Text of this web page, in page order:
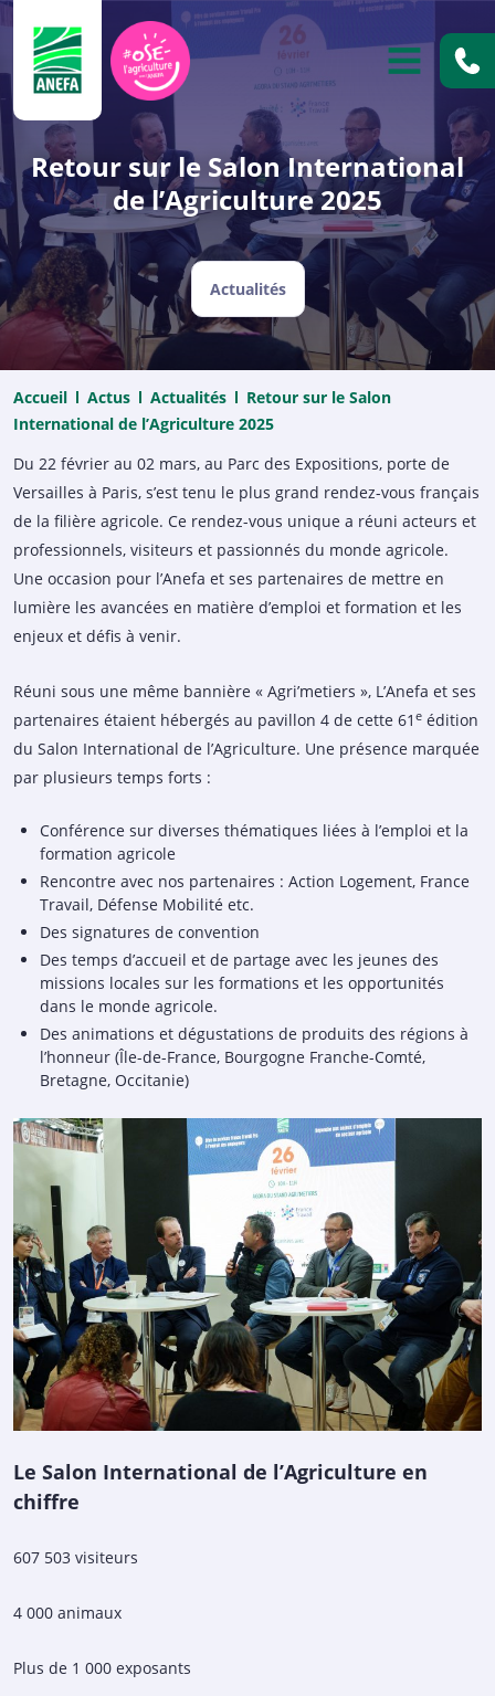
OUVRIR
Retour sur le Salon International
de l’Agriculture 2025
Actualités
Accueil Actus Actualités
Retour sur le Salon
International de l’Agriculture 2025
Du 22 février au 02 mars, au Parc des Expositions, porte de
Versailles à Paris, s’est tenu le plus grand rendez-vous français
de la filière agricole. Ce rendez-vous unique a réuni acteurs et
professionnels, visiteurs et passionnés du monde agricole.
Une occasion pour l’Anefa et ses partenaires de mettre en
lumière les avancées en matière d’emploi et formation et les
enjeux et défis à venir.
Réuni sous une même bannière « Agri’metiers », L’Anefa et ses
partenaires étaient hébergés au pavillon 4 de cette 61 e édition
du Salon International de l’Agriculture. Une présence marquée
par plusieurs temps forts :
Conférence sur diverses thématiques liées à l’emploi et la
formation agricole
Rencontre avec nos partenaires : Action Logement, France
Travail, Défense Mobilité etc.
Des signatures de convention
Des temps d’accueil et de partage avec les jeunes des
missions locales sur les formations et les opportunités
dans le monde agricole.
Des animations et dégustations de produits des régions à
l’honneur (Île-de-France, Bourgogne Franche-Comté,
Bretagne, Occitanie)
Le Salon International de l’Agriculture en
chiffre
607 503 visiteurs
4 000 animaux
Plus de 1 000 exposants